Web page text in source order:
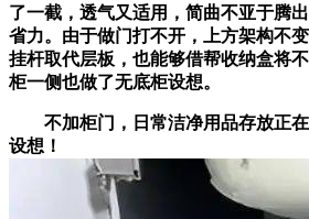
了一截，透气又适用，简曲不亚于腾
省力。由于做门打不开，上方架构不
挂杆取代层板，也能够借帮收纳盒将
柜一侧也做了无底柜设想。
不加柜门，日常洁净用品存放正在
设想！